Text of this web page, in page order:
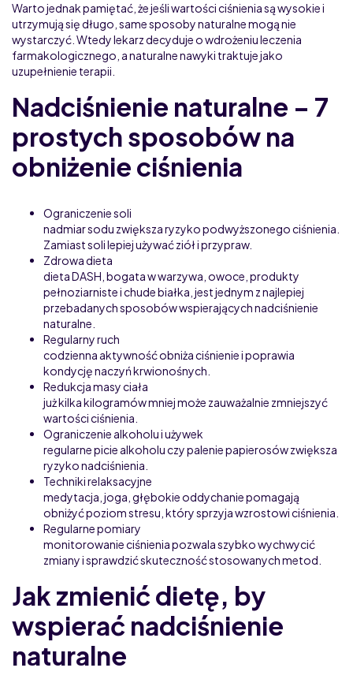
Warto jednak pamiętać, że jeśli wartości ciśnienia są wysokie i
utrzymują się długo, same sposoby naturalne mogą nie
wystarczyć. Wtedy lekarz decyduje o wdrożeniu leczenia
farmakologicznego, a naturalne nawyki traktuje jako
uzupełnienie terapii.
Nadciśnienie naturalne – 7
prostych sposobów na
obniżenie ciśnienia
Ograniczenie soli
nadmiar sodu zwiększa ryzyko podwyższonego ciśnienia.
Zamiast soli lepiej używać ziół i przypraw.
Zdrowa dieta
dieta DASH, bogata w warzywa, owoce, produkty
pełnoziarniste i chude białka, jest jednym z najlepiej
przebadanych sposobów wspierających nadciśnienie
naturalne.
Regularny ruch
codzienna aktywność obniża ciśnienie i poprawia
kondycję naczyń krwionośnych.
Redukcja masy ciała
już kilka kilogramów mniej może zauważalnie zmniejszyć
wartości ciśnienia.
Ograniczenie alkoholu i używek
regularne picie alkoholu czy palenie papierosów zwiększa
ryzyko nadciśnienia.
Techniki relaksacyjne
medytacja, joga, głębokie oddychanie pomagają
obniżyć poziom stresu, który sprzyja wzrostowi ciśnienia.
Regularne pomiary
monitorowanie ciśnienia pozwala szybko wychwycić
zmiany i sprawdzić skuteczność stosowanych metod.
Jak zmienić dietę, by
wspierać nadciśnienie
naturalne